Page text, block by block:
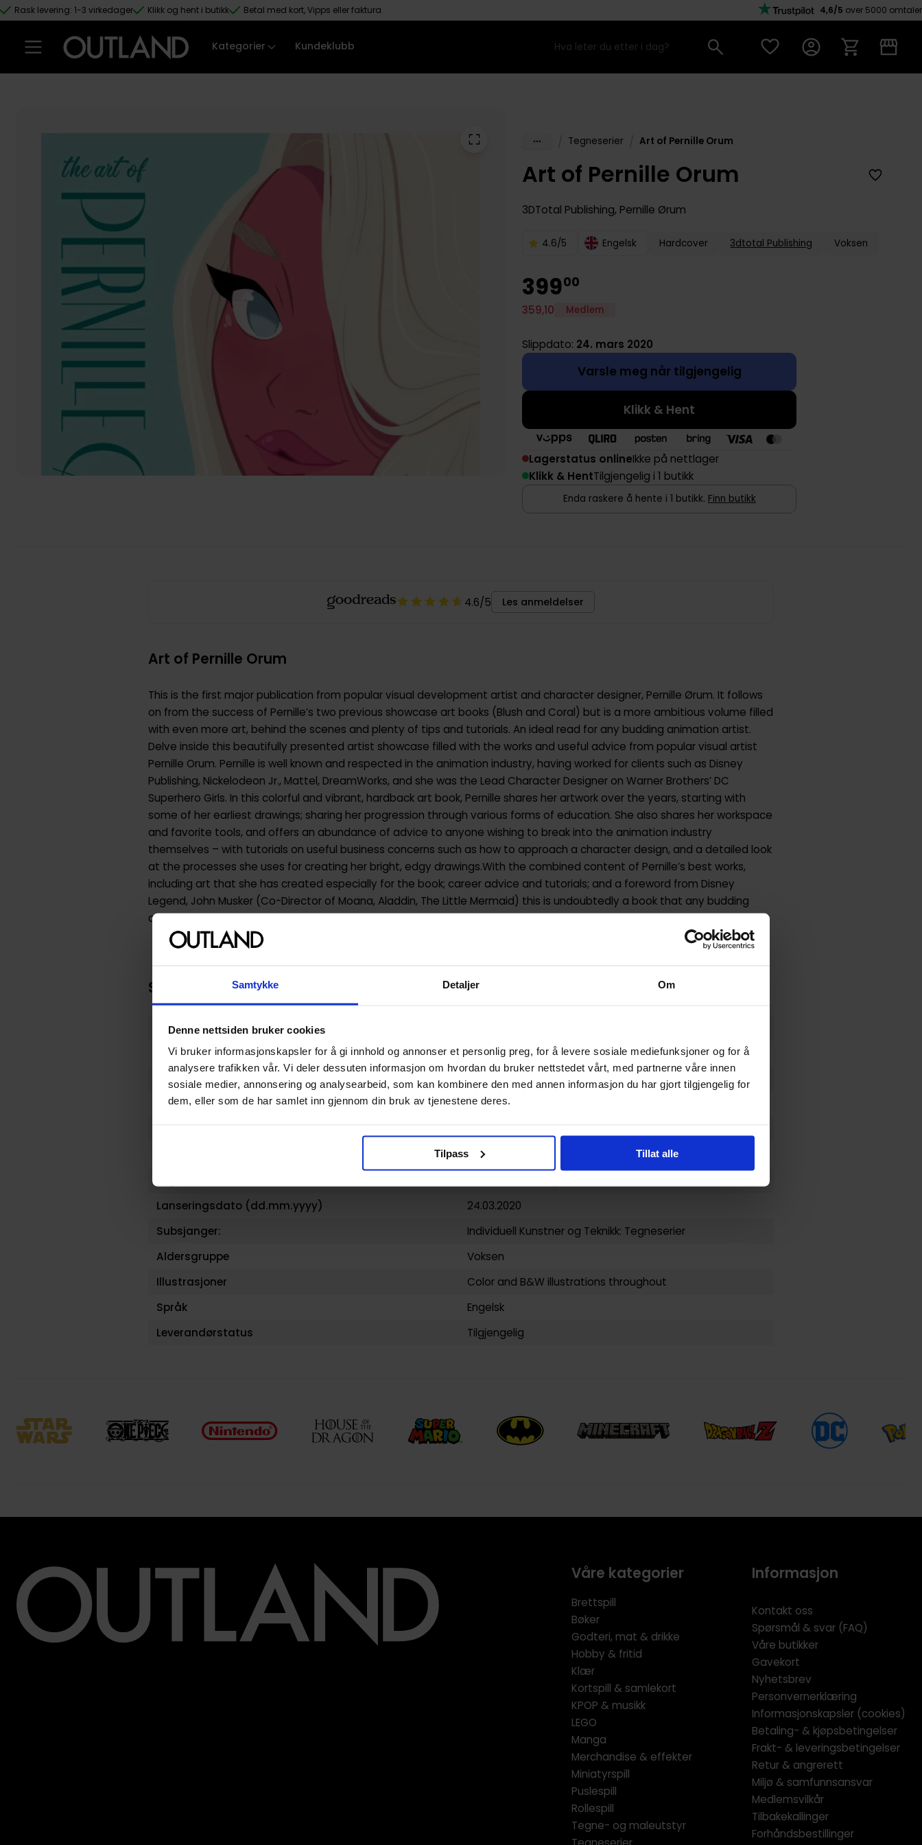
Samtykke Detaljer Om
Denne nettsiden bruker cookies
Vi bruker informasjonskapsler for å gi innhold og annonser et personlig preg, for å levere sosiale mediefunksjoner og for å
analysere trafikken vår. Vi deler dessuten informasjon om hvordan du bruker nettstedet vårt, med partnerne våre innen
sosiale medier, annonsering og analysearbeid, som kan kombinere den med annen informasjon du har gjort tilgjengelig for
dem, eller som de har samlet inn gjennom din bruk av tjenestene deres.
Tilpass Tillat alle
Hopp til hovedinnhold
Rask levering: 1-3 virkedager Klikk og hent i butikk Betal med kort, Vipps eller faktura 4,6/5 over 5000 omtaler
Kategorier Kundeklubb
Tegneserier Art of Pernille Orum
Art of Pernille Orum
3DTotal Publishing, Pernille Ørum
4.6/5 Engelsk Hardcover 3dtotal Publishing Voksen
39900
359,10 Medlem
Slippdato: 24. mars 2020
Varsle meg når tilgjengelig
Klikk & Hent
Lagerstatus onlineIkke på nettlager
Klikk & HentTilgjengelig i 1 butikk
Enda raskere å hente i 1 butikk. Finn butikk
4.6/5 Les anmeldelser
Art of Pernille Orum
This is the first major publication from popular visual development artist and character designer, Pernille Ørum. It follows
on from the success of Pernille’s two previous showcase art books (Blush and Coral) but is a more ambitious volume filled
with even more art, behind the scenes and plenty of tips and tutorials. An ideal read for any budding animation artist.
Delve inside this beautifully presented artist showcase filled with the works and useful advice from popular visual artist
Pernille Orum. Pernille is well known and respected in the animation industry, having worked for clients such as Disney
Publishing, Nickelodeon Jr., Mattel, DreamWorks, and she was the Lead Character Designer on Warner Brothers’ DC
Superhero Girls. In this colorful and vibrant, hardback art book, Pernille shares her artwork over the years, starting with
some of her earliest drawings; sharing her progression through various forms of education. She also shares her workspace
and favorite tools, and offers an abundance of advice to anyone wishing to break into the animation industry
themselves – with tutorials on useful business concerns such as how to approach a character design, and a detailed look
at the processes she uses for creating her bright, edgy drawings.With the combined content of Pernille’s best works,
including art that she has created especially for the book; career advice and tutorials; and a foreword from Disney
Legend, John Musker (Co-Director of Moana, Aladdin, The Little Mermaid) this is undoubtedly a book that any budding
animator or artist should reserve space on their bookshelf for.
Spesifikasjoner
Varenummer
Opprinnelsesland :
Storbritannia
Format
Hardcover
Forfattere
3DTotal Publishing
152
Lanseringsdato (dd.mm.yyyy)
24.03.2020
Subsjanger:
Individuell Kunstnerog Teknikk: Tegneserier
Aldersgruppe
Voksen
Illustrasjoner
Color and B&W illustrations throughout
Språk
Engelsk
Leverandørstatus
Tilgjengelig
Våre kategorier
Brettspill
Bøker
Godteri, mat & drikke
Hobby & fritid
Klær
Kortspill & samlekort
KPOP & musikk
LEGO
Manga
Merchandise & effekter
Miniatyrspill
Puslespill
Rollespill
Tegne- og maleutstyr
Informasjon
Kontakt oss
Spørsmål & svar (FAQ)
Våre butikker
Gavekort
Nyhetsbrev
Personvernerklæring
Informasjonskapsler (cookies)
Betaling- & kjøpsbetingelser
Frakt- & leveringsbetingelser
Retur & angrerett
Miljø & samfunnsansvar
Medlemsvilkår
Tilbakekallinger
Forhåndsbestillinger